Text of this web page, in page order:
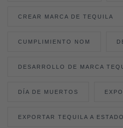
CREAR MARCA DE TEQUILA
CUMPLIMIENTO NOM
DESARROLLO DE MARCA
DÍA DE MUERTOS
EXPORTAR TEQUILA A